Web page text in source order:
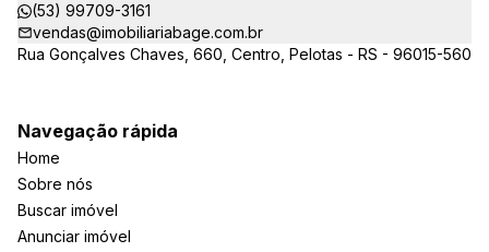
(53) 99709-3161
vendas@imobiliariabage.com.br
Rua Gonçalves Chaves, 660, Centro, Pelotas - RS - 96015-560
Navegação rápida
Home
Sobre nós
Buscar imóvel
Anunciar imóvel